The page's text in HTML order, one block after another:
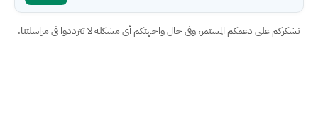
نشكركم على دعمكم المستمر، وفي حال واجهتكم أي مشكلة لا تترددوا في مراسلتنا.